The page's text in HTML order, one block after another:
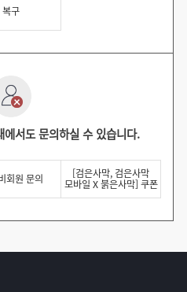
복구
서도 문의하실 수 있습니다.
회원 문의 [검은사막, 검은사막
모바일 X 붉은사막] 쿠폰